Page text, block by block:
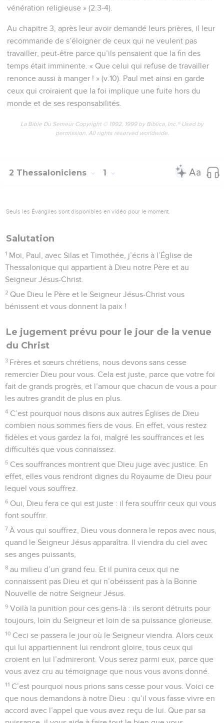
vénération religieuse » (2.3-4).
Au chapitre 3, après leur avoir demandé leurs prières, il leur
recommande de s’éloigner de ceux qui ne veulent pas
travailler, peut-être parce qu’ils pensaient que la fin des
temps était imminente. « Que celui qui refuse de travailler
renonce aussi à manger ! » (v.10). Paul met ainsi en garde
ceux qui croiraient que la foi implique une fuite hors du
monde et de ses responsabilités.
La Bible Du Semeur Copyright © 1992, 1999 by Biblica, Inc.® Used by
permission. All rights reserved worldwide.
2 Thessaloniciens 1
Seuls les Évangiles sont disponibles en vidéo pour le moment.
Salutation
1 Moi, Paul, avec Silas et Timothée, j’écris à l’Église de
Thessalonique qui appartient à Dieu notre Père et au
Seigneur Jésus-Christ.
2 Que Dieu le Père et le Seigneur Jésus-Christ vous
bénissent et vous donnent la paix !
Le jugement prévu pour le jour de la venue
du Christ
3 Frères et sœurs chrétiens, nous devons sans cesse
remercier Dieu pour vous. Cela est juste, parce que votre foi
fait de grands progrès, et l’amour que chacun de vous a pour
les autres grandit de plus en plus.
4 C’est pourquoi nous disons aux autres Églises de Dieu
combien nous sommes fiers de vous. En effet, vous restez
fidèles et vous gardez la foi, malgré les souffrances et les
difficultés que vous connaissez.
5 Ces souffrances montrent que Dieu juge avec justice. En
effet, elles vous rendront dignes du Royaume de Dieu pour
lequel vous souffrez.
6 Oui, Dieu fera ce qui est juste : il fera souffrir ceux qui vous
font souffrir.
7 À vous qui souffrez, Dieu vous donnera le repos avec nous,
quand le Seigneur Jésus apparaîtra. Il viendra du ciel avec
ses anges puissants,
8 au milieu d’un grand feu. Et il punira ceux qui ne
connaissent pas Dieu et qui n’obéissent pas à la Bonne
Nouvelle de notre Seigneur Jésus.
9 Voilà la punition pour ces gens-là : ils seront détruits pour
toujours, loin du Seigneur et loin de sa puissance glorieuse.
10 Ceci se passera le jour où le Seigneur viendra. Alors ceux
qui lui appartiennent lui rendront gloire, tous ceux qui
croient en lui l’admireront. Vous serez parmi eux, parce que
vous avez cru au témoignage que nous vous avons donné.
11 C’est pourquoi nous prions sans cesse pour vous. Voici ce
que nous demandons à notre Dieu : qu’il vous fasse vivre en
accord avec l’appel que vous avez reçu de lui. Que par sa